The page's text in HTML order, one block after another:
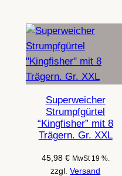
Superweicher
Strumpfgürtel
“Kingfisher” mit 8
Trägern. Gr. XXL
45,98 € MwSt 19 %.
zzgl.Versand